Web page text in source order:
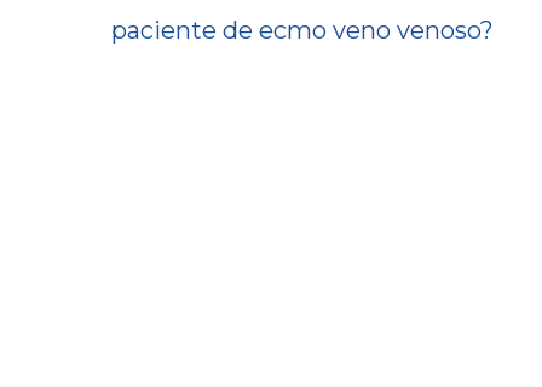
paciente de ecmo veno venoso?